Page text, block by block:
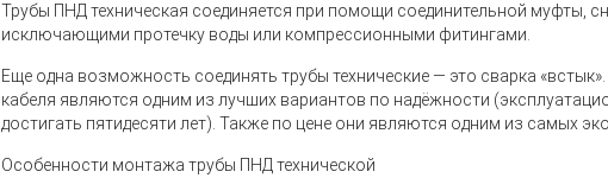
Трубы ПНД техническая соединяется при помощи соединительной муфты,
исключающими протечку воды или компрессионными фитингами.
Еще одна возможность соединять трубы технические— это сварка «встык».
кабеля являются одним из лучших вариантов по надёжности
достигать пятидесяти лет). Также по цене они являются одним из самых
Особенности монтажа трубы ПНД технической